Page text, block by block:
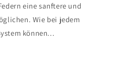
eine sanftere und
Wie bei jedem
können...